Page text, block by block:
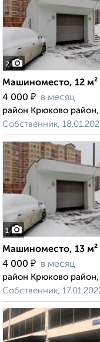
2
Машиноместо, 12 м²
4 000 ₽ в месяц
район Крюково
Собственник,
1
Машиноместо, 13 м²
4 000 ₽ в месяц
район Крюково
Собственник,